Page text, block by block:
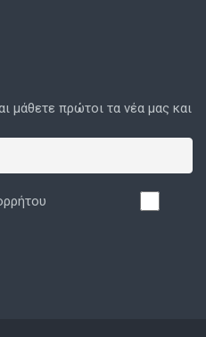
μάθετε πρώτοι τα νέα μας και